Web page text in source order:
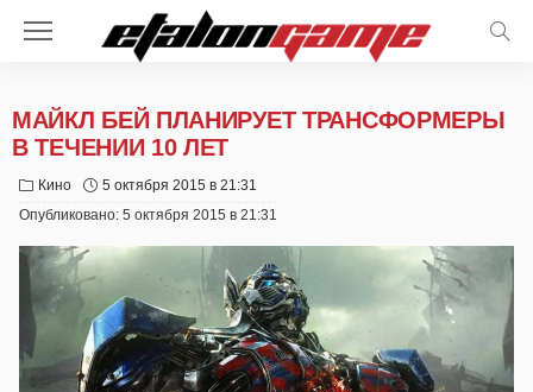
МАЙКЛ БЕЙ ПЛАНИРУЕТ ТРАНСФОРМЕРЫ
В ТЕЧЕНИИ 10 ЛЕТ
Кино
5 октября 2015 в 21:31
Опубликовано: 5 октября 2015 в 21:31